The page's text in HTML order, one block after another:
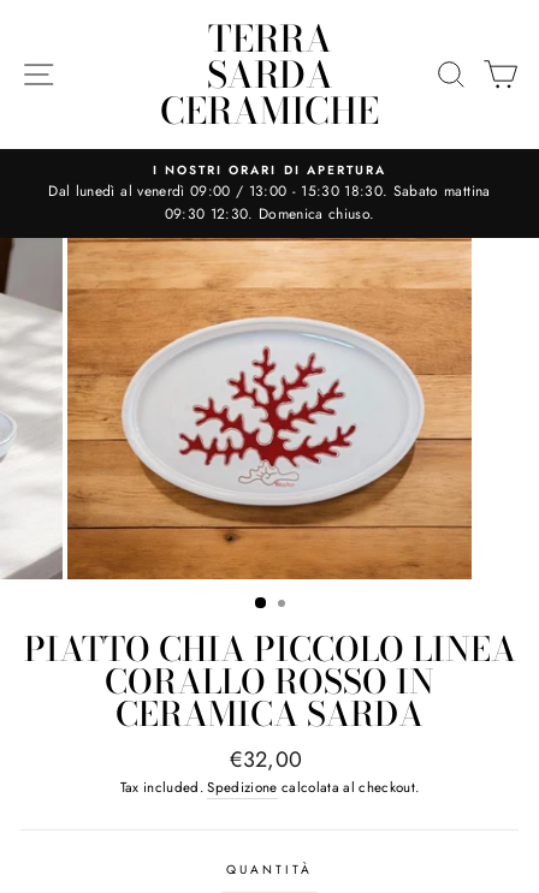
contenuto SITE NAVIGATION
TERRA
SARDA
CERAMICHE
CERCA
Metti
in
pausa
la
presentazione
I NOSTRI ORARI DI APERTURA
Dal lunedì al venerdì 09:00 / 13:00 - 15:30 18:30. Sabato mattina
09:30 12:30. Domenica chiuso.
PIATTO CHIA PICCOLO LINEA
CORALLO ROSSO IN
CERAMICA SARDA
Regular
price
€32,00
Tax included.Spedizione calcolata al checkout.
QUANTITÀ